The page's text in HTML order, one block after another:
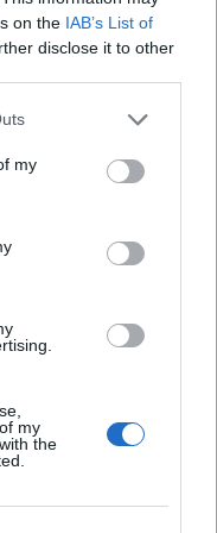
on the IAB’s List of
disclose it to other
my
my
the
Jylland,
vil således
lettelse. Særligt
med 55 ansatte
i døgnet, fortæller
Del artikel